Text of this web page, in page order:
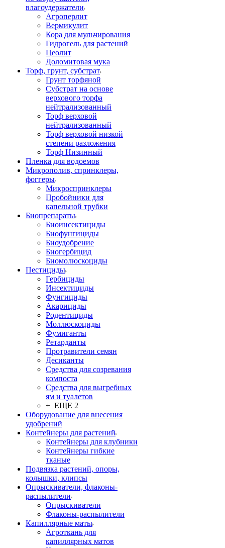
влагоудержатели
Агроперлит
Вермикулит
Кора для мульчирования
Гидрогель для растений
Цеолит
Доломитовая мука
Торф, грунт, субстрат
Грунт торфяной
Субстрат на основе
верхового торфа
нейтрализованный
Торф верховой
нейтрализованный
Торф верховой низкой
степени разложения
Торф Низинный
Пленка для водоемов
Микрополив, спринклеры,
фоггеры
Микроспринклеры
Пробойники для
капельной трубки
Биопрепараты
Биоинсектициды
Биофунгициды
Биоудобрение
Биогербицид
Биомолюскоциды
Пестициды
Гербициды
Инсектициды
Фунгициды
Акарициды
Родентициды
Моллюскоциды
Фумиганты
Ретарданты
Протравители семян
Десиканты
Средства для созревания
компоста
Средства для выгребных
ям и туалетов
+ ЕЩЕ 2
Оборудование для внесения
удобрений
Контейнеры для растений
Контейнеры для клубники
Контейнеры гибкие
тканые
Подвязка растений, опоры,
колышки, клипсы
Опрыскиватели, флаконы-
распылители
Опрыскиватели
Флаконы-распылители
Капиллярные маты
Агроткань для
капиллярных матов